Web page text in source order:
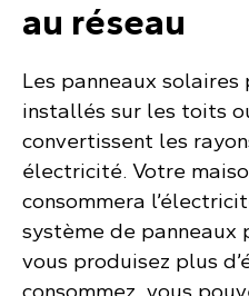
au réseau
Les panneaux solaires
installés sur les toits
convertissent les
électricité. Votre
consommera
système de panneaux
vous produisez plus
consommez, vous